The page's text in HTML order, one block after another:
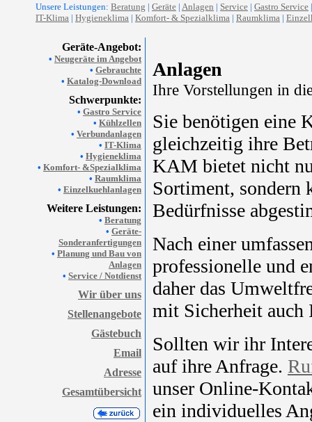
Unsere Leistungen: Beratung | Geräte | Anlagen | Service | Gastro Service
IT-Klima | Hygieneklima | Komfort- & Spezialklima | Raumklima |
Geräte-Angebot:
• Neugeräte im Angebot
• Gebrauchte
• Katalog-Download
Schwerpunkte:
• Gastro Service
• Kühlzellen
• Verbundanlagen
• IT-Klima
• Hygieneklima
• Komfort- &Spezialklima
• Raumklima
• Einzelkuehlanlagen
Weitere Leistungen:
• Beratung
• Geräte-
Sonderanfertigungen
• Planung und Bau von
Anlagen
• Service / Notdienst
Wir über uns
Stellenangebote
Gästebuch
Email
Adresse
Gesamtübersicht
Anlagen
Ihre Vorstellungen in
Sie benötigen eine
gleichzeitig ihre
KAM bietet nicht
Sortiment, sondern
Bedürfnisse
Nach einer
professionelle und
daher das
mit Sicherheit auch
Sollten wir ihr
auf ihre Anfrage.
unser Online-
ein individuelles